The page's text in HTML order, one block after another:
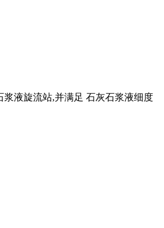
液旋流站,并满足 石灰石浆液细度